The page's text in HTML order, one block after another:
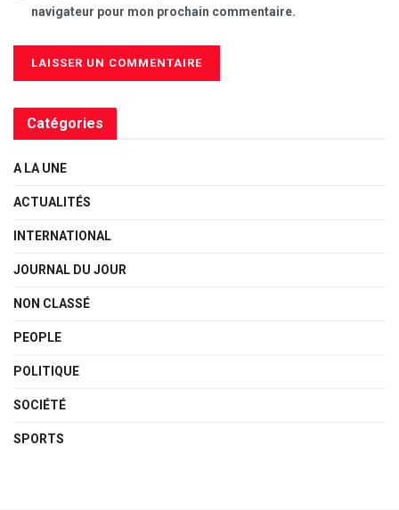
navigateur pour mon prochain commentaire.
Catégories
A LA UNE
ACTUALITÉS
INTERNATIONAL
JOURNAL DU JOUR
NON CLASSÉ
PEOPLE
POLITIQUE
SOCIÉTÉ
SPORTS